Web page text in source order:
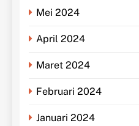
Mei 2024
April 2024
Maret 2024
Februari 2024
Januari 2024